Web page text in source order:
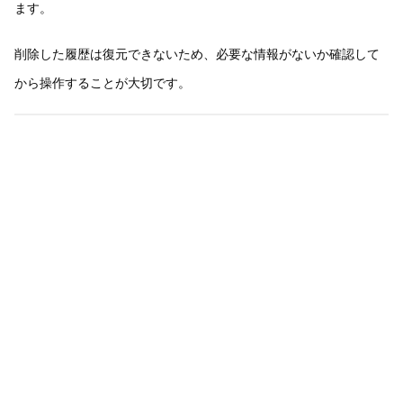
ます。
削除した履歴は復元できないため、必要な情報がないか確認して
から操作することが大切です。